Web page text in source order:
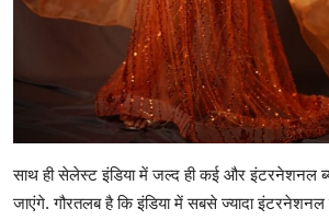
साथ ही सेलेस्ट इंडिया में जल्द ही कई और इंटरनेशनल
जाएंगे. गौरतलब है कि इंडिया में सबसे ज्यादा